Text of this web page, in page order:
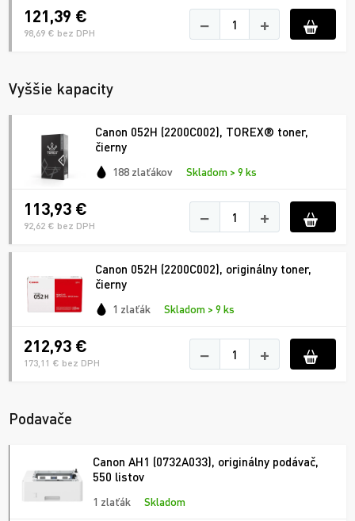
121,39 €
98,69 € bez DPH − +
Vyššie kapacity
Canon 052H (2200C002), TOREX® toner,
čierny
188 zlaťákov Skladom > 9 ks
113,93 €
92,62 € bez DPH − +
Canon 052H (2200C002), originálny toner,
čierny
1 zlaťák Skladom > 9 ks
212,93 €
173,11 € bez DPH − +
Podavače
Canon AH1 (0732A033), originálny podávač,
550 listov
1 zlaťák Skladom